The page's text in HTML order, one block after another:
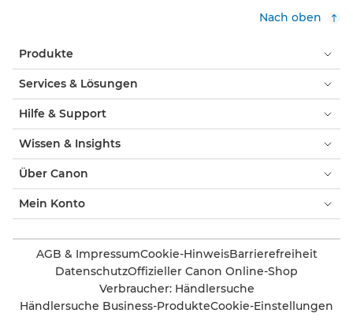
Nach oben
Produkte
Services & Lösungen
Hilfe & Support
Wissen & Insights
Über Canon
Mein Konto
AGB & ImpressumCookie-HinweisBarrierefreiheit
DatenschutzOffizieller Canon Online-Shop
Verbraucher: Händlersuche
Händlersuche Business-ProdukteCookie-Einstellungen